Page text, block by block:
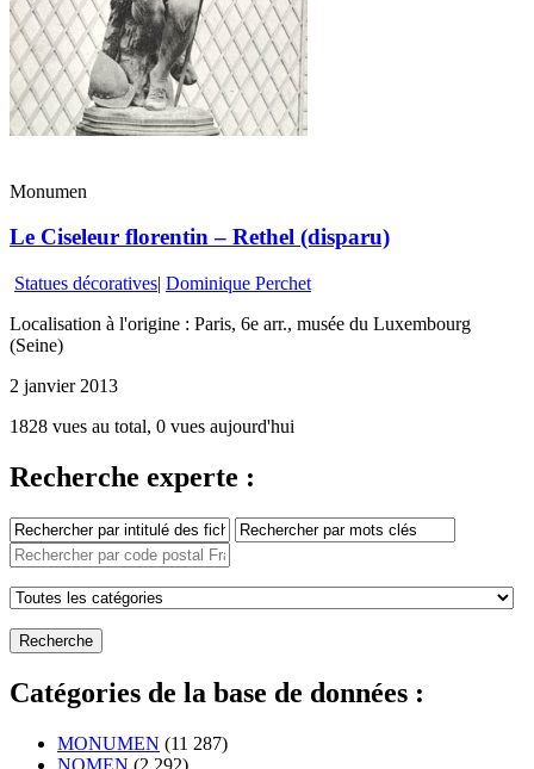
Monumen
Le Ciseleur florentin – Rethel (disparu)
Statues décoratives| Dominique Perchet
Localisation à l'origine : Paris, 6e arr., musée du Luxembourg
(Seine)
2 janvier 2013
1828 vues au total, 0 vues aujourd'hui
Recherche experte :
Catégories de la base de données :
MONUMEN (11 287)
NOMEN (2 292)